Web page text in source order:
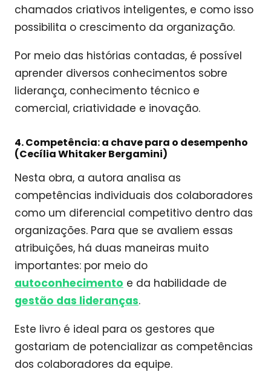
chamados criativos inteligentes, e como isso
possibilita o crescimento da organização.
Por meio das histórias contadas, é possível
aprender diversos conhecimentos sobre
liderança, conhecimento técnico e
comercial, criatividade e inovação.
4. Competência: a chave para o desempenho
(Cecília Whitaker Bergamini)
Nesta obra, a autora analisa as
competências individuais dos colaboradores
como um diferencial competitivo dentro das
organizações. Para que se avaliem essas
atribuições, há duas maneiras muito
importantes: por meio do
autoconhecimento e da habilidade de
gestão das lideranças.
Este livro é ideal para os gestores que
gostariam de potencializar as competências
dos colaboradores da equipe.